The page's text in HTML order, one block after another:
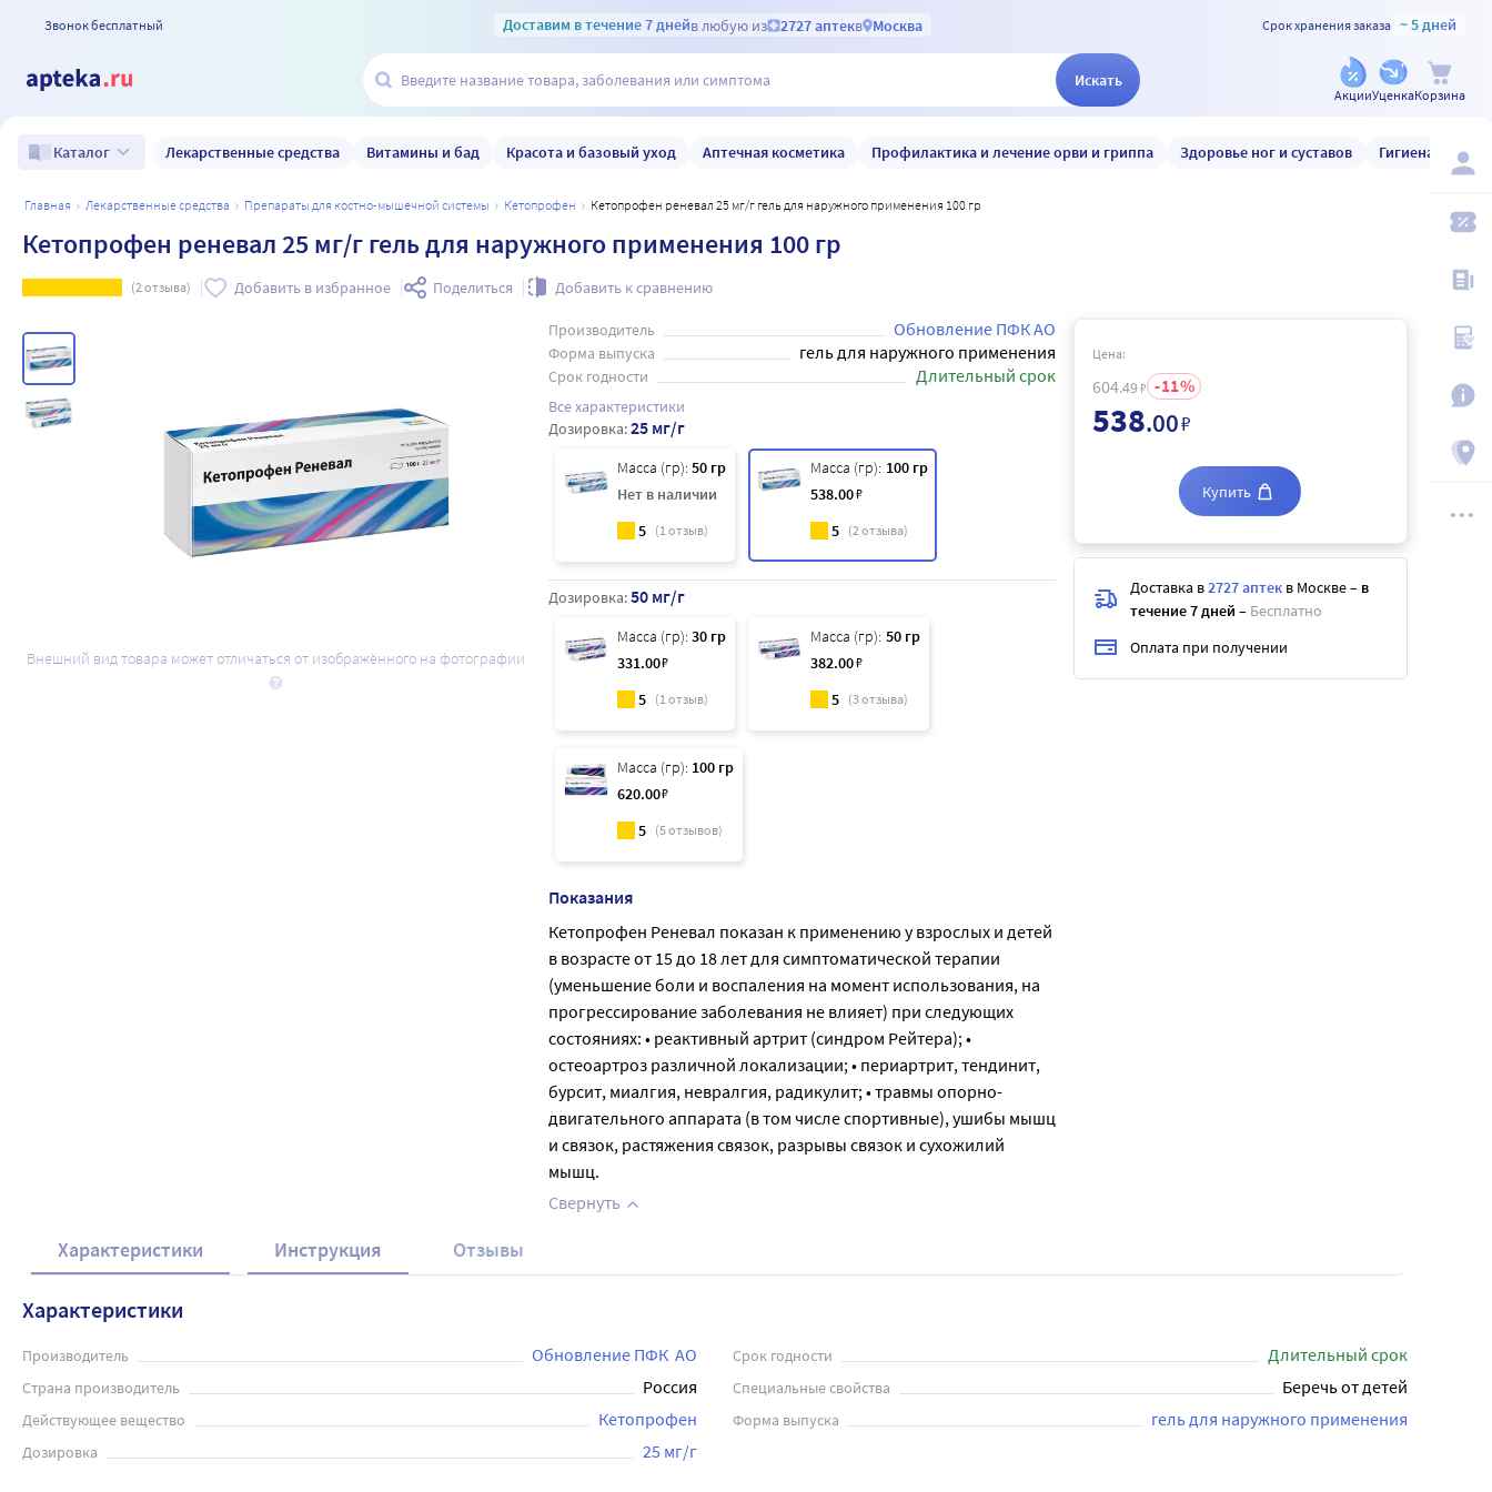
Звонок бесплатный Доставим в течение 7 днейв любую из 2727 аптекв Москва Срок хранения заказа ~ 5 дней
Искать
АкцииУценкаКорзина
Каталог Лекарственные средства Витамины и бад Красота и базовый уход Аптечная косметика Профилактика и лечение орви и гриппа Здоровье ног и суставов Гигиена и уход
главная лекарственные средства препараты для костно-мышечной системы кетопрофен Кетопрофен реневал 25 мг/г гель для наружного применения 100 гр
Кетопрофен реневал 25 мг/г гель для наружного применения 100 гр
(2отзыва) Добавить в избранное Поделиться Добавить к сравнению
Внешний вид товара может отличаться от изображённого на фотографии
Производитель Обновление ПФК АО
Форма выпуска гель для наружного применения
Срок годности Длительный срок
Все характеристики
Дозировка:25 мг/г
Масса (гр): 50 гр
Нет в наличии
5
(1отзыв)
Масса (гр): 100 гр
538.00₽
5 (2отзыва)
Дозировка:50 мг/г
Масса (гр): 30 гр
331.00₽
5 (1отзыв)
Масса (гр): 50 гр
382.00₽
5 (3отзыва)
Масса (гр): 100 гр
620.00₽
5 (5отзывов)
Показания
Кетопрофен Реневал показан к применению у взрослых и детей
в возрасте от 15 до 18 лет для симптоматической терапии
(уменьшение боли и воспаления на момент использования, на
прогрессирование заболевания не влияет) при следующих
состояниях: • реактивный артрит (синдром Рейтера); •
остеоартроз различной локализации; • периартрит, тендинит,
бурсит, миалгия, невралгия, радикулит; • травмы опорно-
двигательного аппарата (в том числе спортивные), ушибы мышц
и связок, растяжения связок, разрывы связок и сухожилий
мышц.
Свернуть
Цена:
604.49₽ 11
538.00₽
Купить
Доставка в2727 аптек в Москве– в
течение 7 дней – Бесплатно
Оплата при получении
Характеристики Инструкция Отзывы
Характеристики
Производитель Обновление ПФК  АО Срок годности Длительный срок
Страна производитель Россия Специальные свойства Беречь от детей
Действующее вещество Кетопрофен Форма выпуска гель для наружного применения
Дозировка 25 мг/г